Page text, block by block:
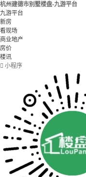
杭州建德市别墅楼盘-九游平台
九游平台
新房
看现场
商业地产
房价
楼讯
 小程序